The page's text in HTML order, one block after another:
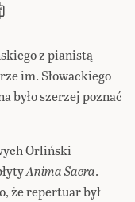
z pianistą
im. Słowackiego
było szerzej poznać
Orliński
Anima Sacra.
że repertuar był